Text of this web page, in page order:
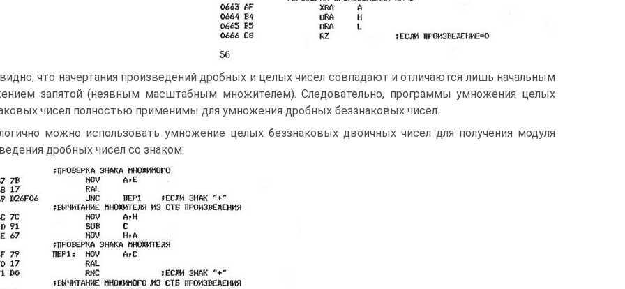
что начертания произведений дробных и целых чисел совпадают и отличаются лишь начальным
запятой (неявным масштабным множителем). Следовательно, программы умножения целых
чисел полностью применимы для умножения дробных беззнаковых чисел.
можно использовать умножение целых беззнаковых двоичных чисел для получения модуля
дробных чисел со знаком: